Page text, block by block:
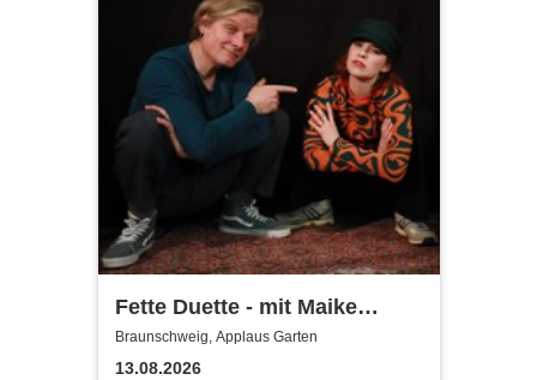
Fette Duette - mit Maike
Jacobs & Markus Schultze
Braunschweig, Applaus Garten
13.08.2026